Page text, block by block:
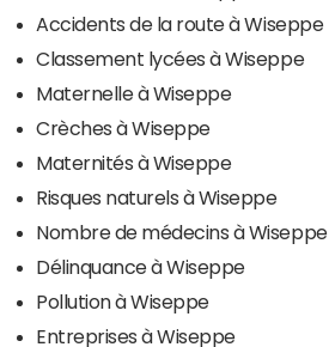
Accidents de la route à Wiseppe
Classement lycées à Wiseppe
Maternelle à Wiseppe
Crèches à Wiseppe
Maternités à Wiseppe
Risques naturels à Wiseppe
Nombre de médecins à Wiseppe
Délinquance à Wiseppe
Pollution à Wiseppe
Entreprises à Wiseppe